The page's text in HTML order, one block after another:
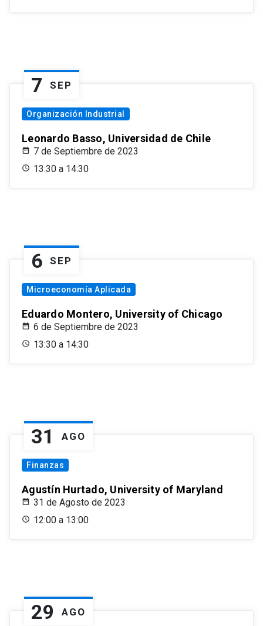
7 SEP
Organización Industrial
Leonardo Basso, Universidad de Chile
7 de Septiembre de 2023
13:30 a 14:30
6 SEP
Microeconomía Aplicada
Eduardo Montero, University of Chicago
6 de Septiembre de 2023
13:30 a 14:30
31 AGO
Finanzas
Agustín Hurtado, University of Maryland
31 de Agosto de 2023
12:00 a 13:00
29 AGO